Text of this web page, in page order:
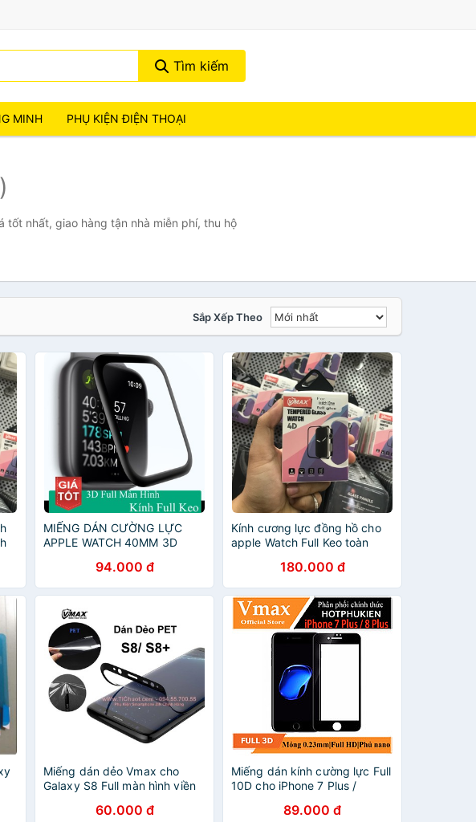
Tìm kiếm
MINH PHỤ KIỆN ĐIỆN THOẠI
tốt nhất, giao hàng tận nhà miễn phí, thu hộ
Sắp Xếp Theo
MIẾNG DÁN CƯỜNG LỰC
APPLE WATCH 40MM 3D
HÃNG HÀNG CHUẨN
94.000 đ
Kính cương lực đồng hồ cho
apple Watch Full Keo toàn
(44 mm & 40 mm & 38 mm &
42
180.000 đ
Miếng dán dẻo Vmax cho
Galaxy S8 Full màn hình viền
60.000 đ
Miếng dán kính cường lực Full
10D cho iPhone 7 Plus /
Nano, Vát 10D, mài cạnh 2.5D,
89.000 đ